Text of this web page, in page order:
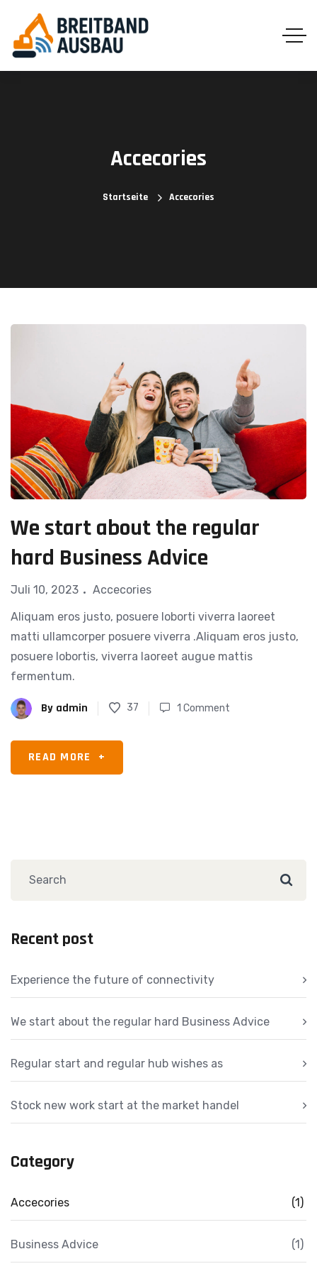
Accecories
Startseite Accecories
We start about the regular
hard Business Advice
Juli 10, 2023
Accecories
Aliquam eros justo, posuere loborti viverra laoreet
matti ullamcorper posuere viverra .Aliquam eros justo,
posuere lobortis, viverra laoreet augue mattis
fermentum.
By admin 37 1 Comment
READ MORE +
Recent post
Experience the future of connectivity
We start about the regular hard Business Advice
Regular start and regular hub wishes as
Stock new work start at the market handel
Category
Accecories (1)
Business Advice (1)